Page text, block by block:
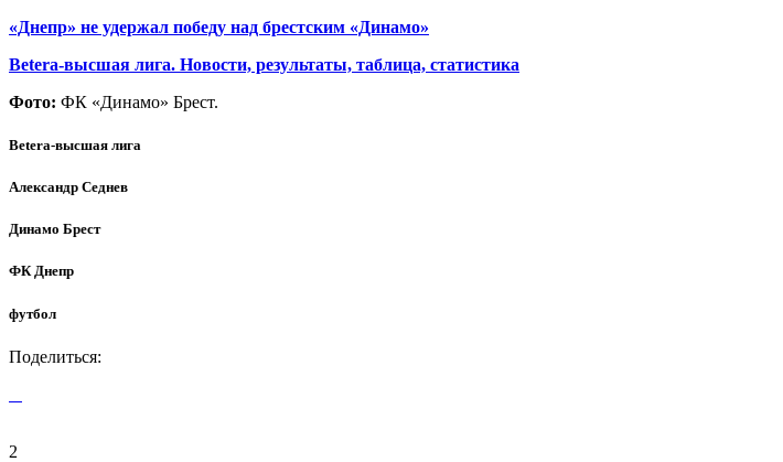
«Днепр» не удержал победу над брестским «Динамо»
Betera-высшая лига. Новости, результаты, таблица, статистика
Фото: ФК «Динамо» Брест.
Betera-высшая лига
Александр Седнев
Динамо Брест
ФК Днепр
футбол
Поделиться:
2